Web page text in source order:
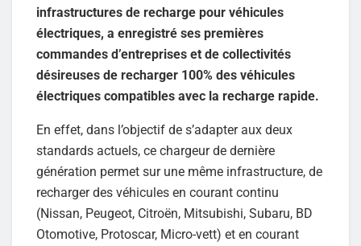
infrastructures de recharge pour véhicules
électriques, a enregistré ses premières
commandes d’entreprises et de collectivités
désireuses de recharger 100% des véhicules
électriques compatibles avec la recharge rapide.
En effet, dans l’objectif de s’adapter aux deux
standards actuels, ce chargeur de dernière
génération permet sur une même infrastructure, de
recharger des véhicules en courant continu
(Nissan, Peugeot, Citroën, Mitsubishi, Subaru, BD
Otomotive, Protoscar, Micro-vett) et en courant